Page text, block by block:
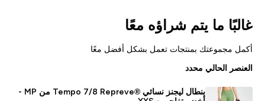
غالبًا ما يتم شراؤه معًا
أكمل مجموعتك بمنتجات تعمل بشكل أفضل معًا
العنصر الحالي محدد
بنطال ليجنز نسائي ®Tempo 7/8 Repreve من MP -